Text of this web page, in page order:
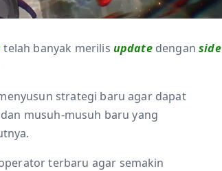
telah banyak merilis update denganside
strategi baru agar dapat
musuh-musuh baru yang
terbaru agar semakin